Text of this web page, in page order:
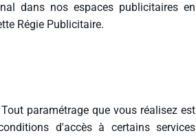
dans nos espaces publicitaires en
Régie Publicitaire.
paramétrage que vous réalisez est
d'accès à certains services